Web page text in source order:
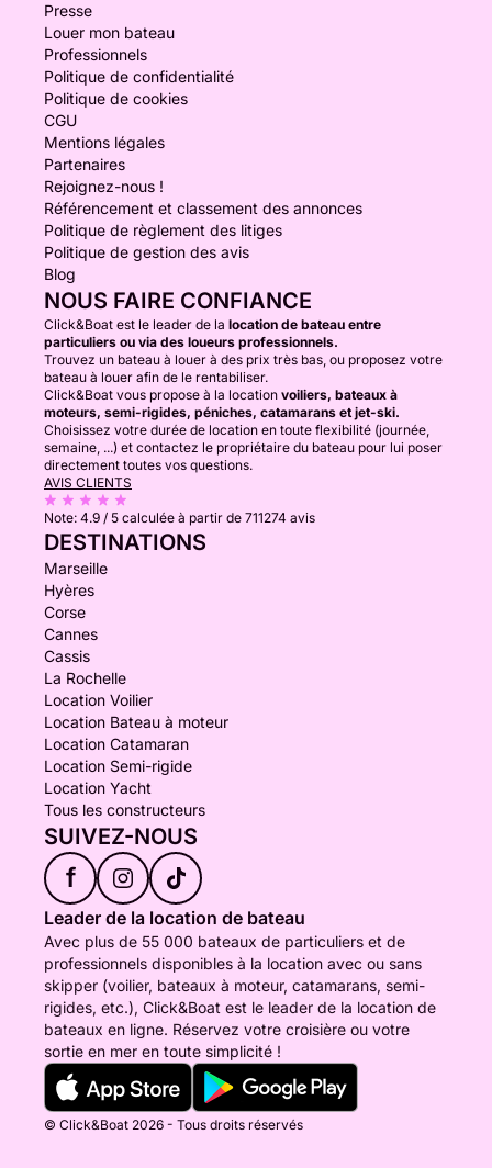
Presse
Louer mon bateau
Professionnels
Politique de confidentialité
Politique de cookies
CGU
Mentions légales
Partenaires
Rejoignez-nous !
Référencement et classement des annonces
Politique de règlement des litiges
Politique de gestion des avis
Blog
NOUS FAIRE CONFIANCE
Click&Boat est le leader de la location de bateau entre
particuliers ou via des loueurs professionnels.
Trouvez un bateau à louer à des prix très bas, ou proposez votre
bateau à louer afin de le rentabiliser.
Click&Boat vous propose à la location voiliers, bateaux à
moteurs, semi-rigides, péniches, catamarans et jet-ski.
Choisissez votre durée de location en toute flexibilité (journée,
semaine, ...) et contactez le propriétaire du bateau pour lui poser
directement toutes vos questions.
AVIS CLIENTS
Note: 4.9 / 5 calculée à partir de 711274 avis
DESTINATIONS
Marseille
Hyères
Corse
Cannes
Cassis
La Rochelle
Location Voilier
Location Bateau à moteur
Location Catamaran
Location Semi-rigide
Location Yacht
Tous les constructeurs
SUIVEZ-NOUS
f
Leader de la location de bateau
Avec plus de 55 000 bateaux de particuliers et de
professionnels disponibles à la location avec ou sans
skipper (voilier, bateaux à moteur, catamarans, semi-
rigides, etc.), Click&Boat est le leader de la location de
bateaux en ligne. Réservez votre croisière ou votre
sortie en mer en toute simplicité !
© Click&Boat 2026 - Tous droits réservés